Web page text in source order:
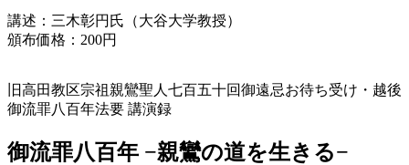
講述：三木彰円氏（大谷大学教授）
頒布価格：200円
旧高田教区宗祖親鸞聖人 七百五十回御遠忌お待ち受け・ 越後
御流罪八百年法要 講演録
御流罪八百年 −親鸞の道を生きる−